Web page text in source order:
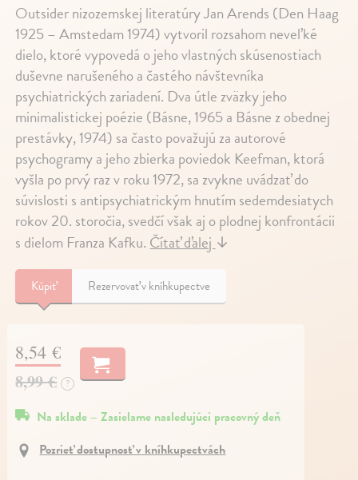
Outsider nizozemskej literatúry Jan Arends (Den Haag
1925 – Amstedam 1974) vytvoril rozsahom neveľké
dielo, ktoré vypovedá o jeho vlastných skúsenostiach
duševne narušeného a častého návštevníka
psychiatrických zariadení. Dva útle zväzky jeho
minimalistickej poézie (Básne, 1965 a Básne z obednej
prestávky, 1974) sa často považujú za autorové
psychogramy a jeho zbierka poviedok Keefman, ktorá
vyšla po prvý raz v roku 1972, sa zvykne uvádzať do
súvislosti s antipsychiatrickým hnutím sedemdesiatych
rokov 20. storočia, svedčí však aj o plodnej konfrontácii
s dielom Franza Kafku.Čítať ďalej↓
Kúpiť Rezervovať v kníhkupectve
8,54 €
8,99 € ?
Na sklade – Zasielame nasledujúci pracovný deň
Pozrieť dostupnosť v kníhkupectvách